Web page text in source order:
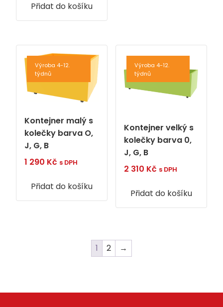
Přidat do košíku
Výroba 4-12.
týdnů
Kontejner malý s
kolečky barva O,
J, G, B
1 290 Kč s DPH
Přidat do košíku
Výroba 4-12.
týdnů
Kontejner velký s
kolečky barva 0,
J, G, B
2 310 Kč s DPH
Přidat do košíku
1 2 →